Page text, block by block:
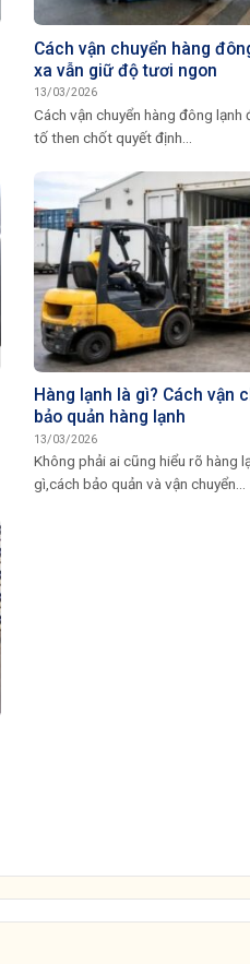
Cách vận chuyển hàng
xa vẫn giữ độ tươi ngon
13/03/2026
Cách vận chuyển hàng đông lạnh
tố then chốt quyết định...
Hàng lạnh là gì? Cách vận
bảo quản hàng lạnh
13/03/2026
Không phải ai cũng hiểu rõ hàng
gì,cách bảo quản và vận chuyển...